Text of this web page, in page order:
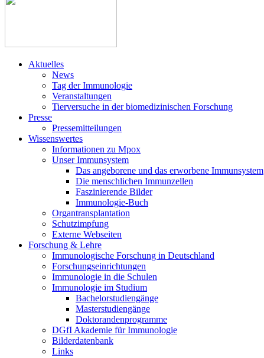
Aktuelles
News
Tag der Immunologie
Veranstaltungen
Tierversuche in der biomedizinischen Forschung
Presse
Pressemitteilungen
Wissenswertes
Informationen zu Mpox
Unser Immunsystem
Das angeborene und das erworbene Immunsystem
Die menschlichen Immunzellen
Faszinierende Bilder
Immunologie-Buch
Organtransplantation
Schutzimpfung
Externe Webseiten
Forschung & Lehre
Immunologische Forschung in Deutschland
Forschungseinrichtungen
Immunologie in die Schulen
Immunologie im Studium
Bachelorstudiengänge
Masterstudiengänge
Doktorandenprogramme
DGfI Akademie für Immunologie
Bilderdatenbank
Links